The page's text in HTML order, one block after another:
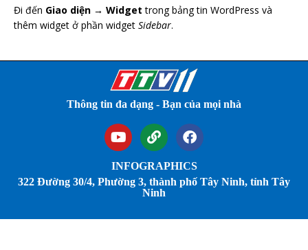
Đi đến Giao diện → Widget trong bảng tin WordPress và
thêm widget ở phần widget Sidebar.
Thông tin đa dạng - Bạn của mọi nhà
INFOGRAPHICS
322 Đường 30/4, Phường 3, thành phố Tây Ninh, tỉnh Tây
Ninh